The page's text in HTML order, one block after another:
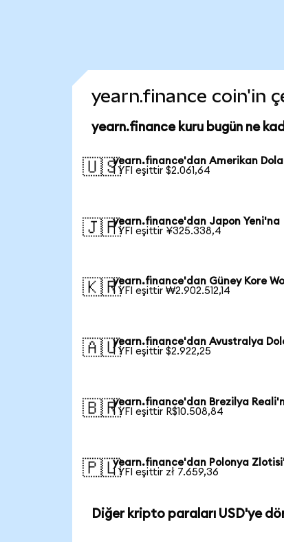
yearn.finance coin'in
yearn.finance kuru bugün ne
🇺🇸yearn.finance'dan Amerikan
1 YFI eşittir $2.061,64
🇯🇵yearn.finance'dan Japon Yeni'na
1 YFI eşittir ¥325.338,4
🇰🇷yearn.finance'dan Güney Kore
1 YFI eşittir ₩2.902.512,14
🇦🇺yearn.finance'dan Avustralya
1 YFI eşittir $2.922,25
🇧🇷yearn.finance'dan Brezilya
1 YFI eşittir R$10.508,84
🇵🇱yearn.finance'dan Polonya
1 YFI eşittir zł 7.659,36
Diğer kripto paraları USD'ye